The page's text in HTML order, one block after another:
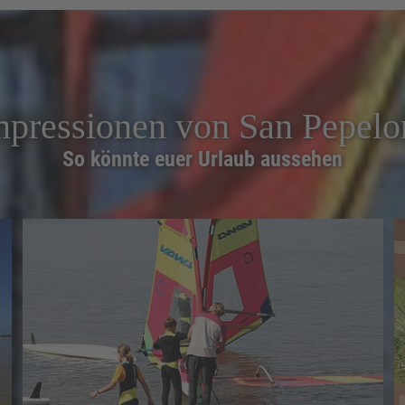
von San
So könnte euer Urlaub aussehen